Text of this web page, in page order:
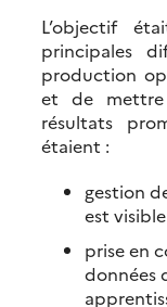
L’objectif
principales
production
et de
résultats
étaient :
gestion
est
prise en
données